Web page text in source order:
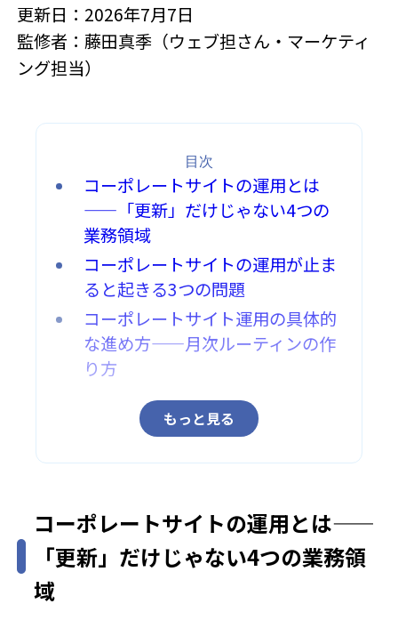
更新日：2026年7月7日
監修者：藤田真季（ウェブ担さん・マーケティ
ング担当）
目次
コーポレートサイトの運用とは
——「更新」だけじゃない4つの
業務領域
コーポレートサイトの運用が止ま
ると起きる3つの問題
コーポレートサイト運用の具体的
な進め方——月次ルーティンの作
り方
もっと見る
コーポレートサイトの運用とは——
「更新」だけじゃない4つの業務領
域